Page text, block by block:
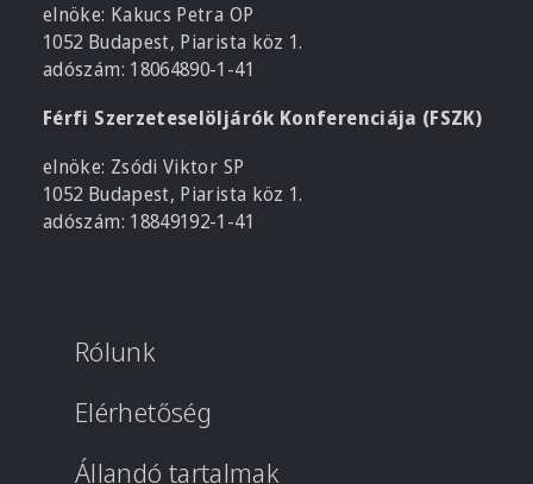
elnöke: Kakucs Petra OP
1052 Budapest, Piarista köz 1.
adószám: 18064890-1-41
Férfi Szerzeteselöljárók Konferenciája (FSZK)
elnöke: Zsódi Viktor SP
1052 Budapest, Piarista köz 1.
adószám: 18849192-1-41
Rólunk
Elérhetőség
Állandó tartalmak